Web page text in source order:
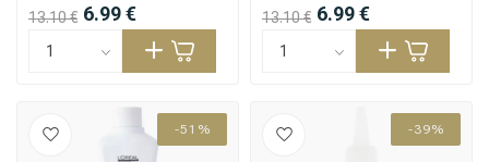
13.10 € 6.99 € 13.10 € 6.99 €
-51% -39%